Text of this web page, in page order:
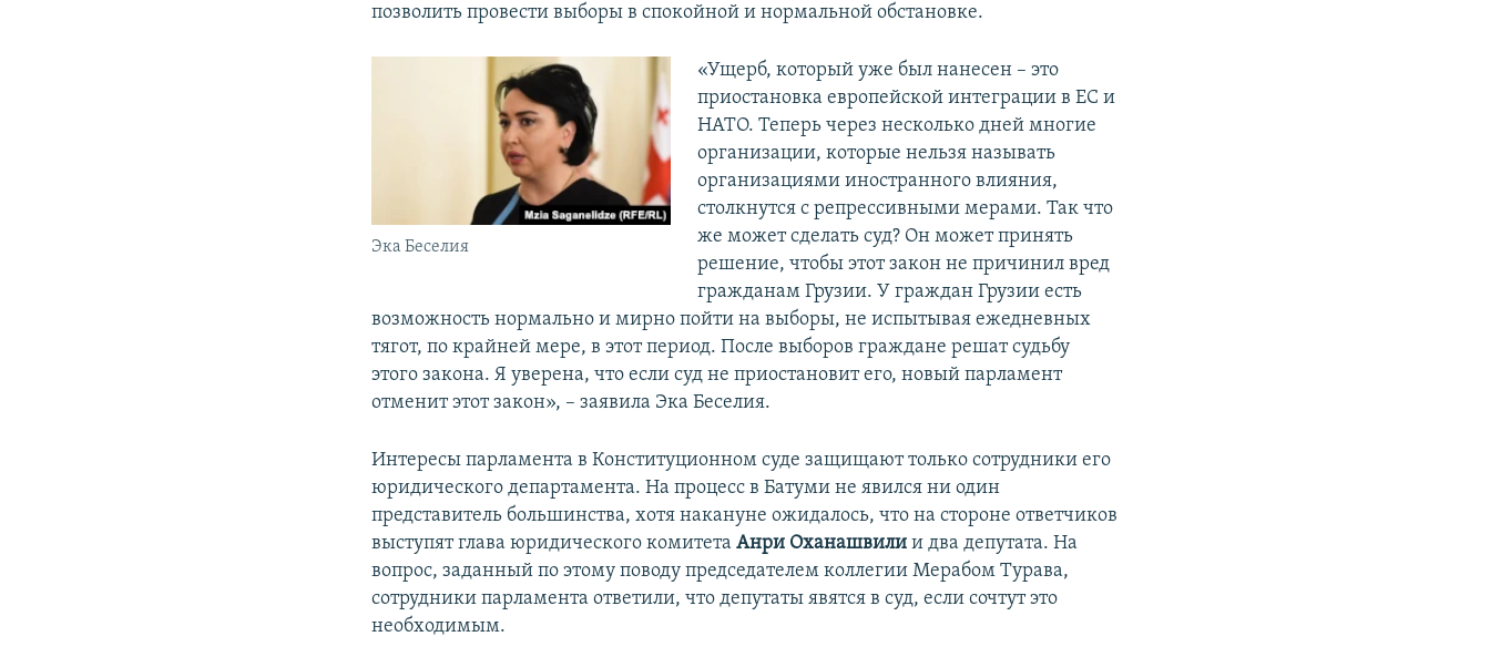
позволить провести выборы в спокойной и нормальной обстановке.
Эка Беселия
«Ущерб, который уже был нанесен – это
приостановка европейской интеграции в ЕС и
НАТО. Теперь через несколько дней многие
организации, которые нельзя называть
организациями иностранного влияния,
столкнутся с репрессивными мерами. Так что
же может сделать суд? Он может принять
решение, чтобы этот закон не причинил вред
гражданам Грузии. У граждан Грузии есть
возможность нормально и мирно пойти на выборы, не испытывая ежедневных
тягот, по крайней мере, в этот период. После выборов граждане решат судьбу
этого закона. Я уверена, что если суд не приостановит его, новый парламент
отменит этот закон», – заявила Эка Беселия.
Интересы парламента в Конституционном суде защищают только сотрудники его
юридического департамента. На процесс в Батуми не явился ни один
представитель большинства, хотя накануне ожидалось, что на стороне ответчиков
выступят глава юридического комитетаАнри Оханашвили и два депутата. На
вопрос, заданный по этому поводу председателем коллегии Мерабом Турава,
сотрудники парламента ответили, что депутаты явятся в суд, если сочтут это
необходимым.